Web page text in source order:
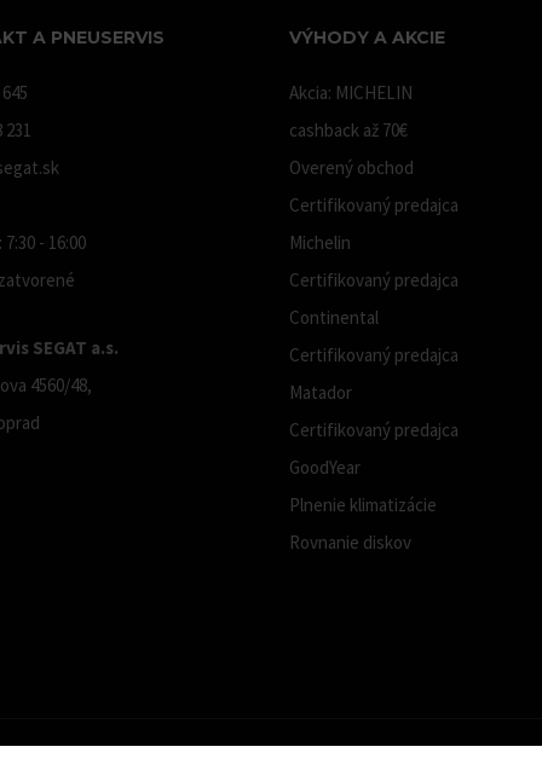
A PNEUSERVIS
231
- 16:00
SEGAT a.s.
4560/48,
VÝHODY A AKCIE
Akcia: MICHELIN
cashback až 70€
Overený obchod
Certifikovaný predajca
Michelin
Certifikovaný predajca
Continental
Certifikovaný predajca
Matador
Certifikovaný predajca
GoodYear
Plnenie klimatizácie
Rovnanie diskov